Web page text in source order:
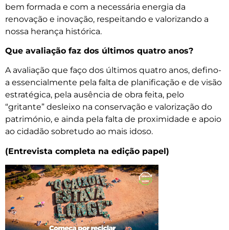
bem formada e com a necessária energia da
renovação e inovação, respeitando e valorizando a
nossa herança histórica.
Que avaliação faz dos últimos quatro anos?
A avaliação que faço dos últimos quatro anos, defino-
a essencialmente pela falta de planificação e de visão
estratégica, pela ausência de obra feita, pelo
“gritante” desleixo na conservação e valorização do
património, e ainda pela falta de proximidade e apoio
ao cidadão sobretudo ao mais idoso.
(Entrevista completa na edição papel)